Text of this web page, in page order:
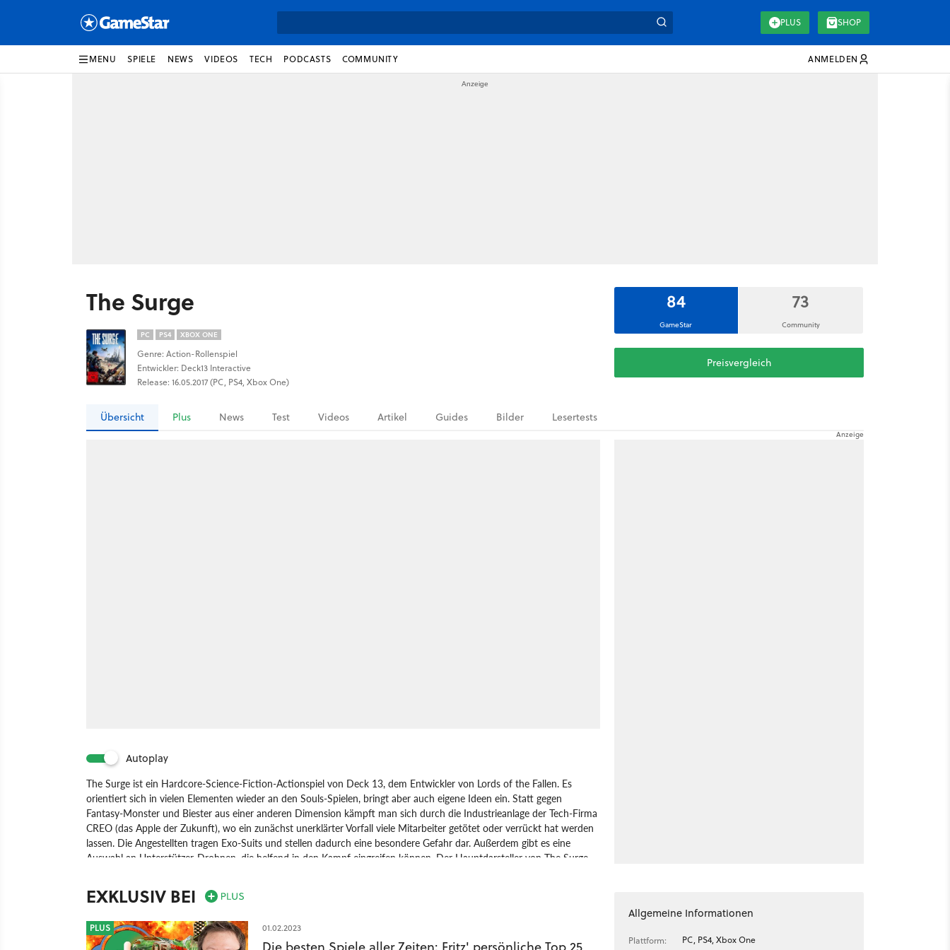
PLUS SHOP
MENU SPIELE NEWS VIDEOS TECH PODCASTS COMMUNITY ANMELDEN
The Surge
PC PS4 XBOX ONE
Genre: Action-Rollenspiel
Entwickler: Deck13 Interactive
Release: 16.05.2017 (PC, PS4, Xbox One)
84
GameStar
73
Community
Preisvergleich
Übersicht Plus News Test Videos Artikel Guides Bilder Lesertests
Autoplay
The Surge ist ein Hardcore-Science-Fiction-Actionspiel von Deck 13, dem Entwickler von Lords of the Fallen. Es
orientiert sich in vielen Elementen wieder an den Souls-Spielen, bringt aber auch eigene Ideen ein. Statt gegen
Fantasy-Monster und Biester aus einer anderen Dimension kämpft man sich durch die Industrieanlage der Tech-Firma
CREO (das Apple der Zukunft), wo ein zunächst unerklärter Vorfall viele Mitarbeiter getötet oder verrückt hat werden
lassen. Die Angestellten tragen Exo-Suits und stellen dadurch eine besondere Gefahr dar. Außerdem gibt es eine
Auswahl an Unterstützer-Drohnen, die helfend in den Kampf eingreifen können. Der Hauptdarsteller von The Surge,
allerdings auch ein Exoskelett, das ihn stärker und schneller macht und das der Spieler upgraden kann. Die
notwendigen Materialien nimmt er seinen Gegnern ab, indem gezielt Körperteile abgetrennt werden. Neue Ausrüstung
Implantate. Die Besonderheit am Kampfsystem ist neben dem Abschlagen der Gliedmaßen und dem aus Souls
bekannten Ausdauersystem eine zusätzliche Anzeige für Energie, die eine kurze Zeit lang gespeichert wird. Die Energie
EXKLUSIV BEI
PLUS 01.02.2023
Allgemeine Informationen
Plattform:
PC, PS4, Xbox One